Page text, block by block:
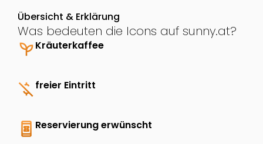
Übersicht & Erklärung
Was bedeuten die Icons auf sunny.at?
psychiatryKräuterkaffee
money_off freier Eintritt
book_online Reservierung erwünscht